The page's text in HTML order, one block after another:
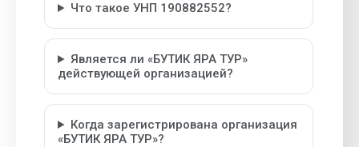
Что такое УНП 190882552?
Является ли «БУТИК ЯРА ТУР»
действующей организацией?
Когда зарегистрирована организация
«БУТИК ЯРА ТУР»?